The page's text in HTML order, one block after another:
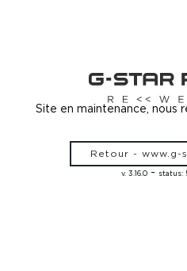
Site en maintenance, nous
Retour - www.g-
v. 3.16.0 - status: